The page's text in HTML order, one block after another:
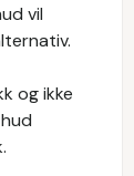
vil
og ikke